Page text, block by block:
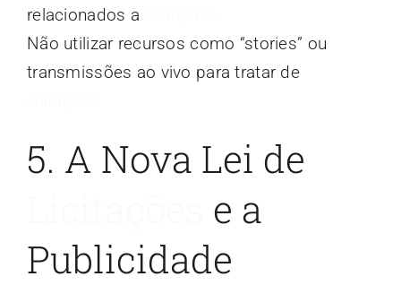
relacionados a
Não utilizar recursos como “stories” ou
transmissões ao vivo para tratar de
5. A Nova Lei de
e a
Publicidade